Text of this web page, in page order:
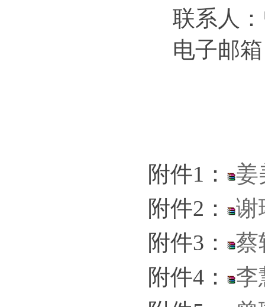
联系人
电子邮
附件1：
姜
附件2：
谢
附件3：
蔡
附件4：
李